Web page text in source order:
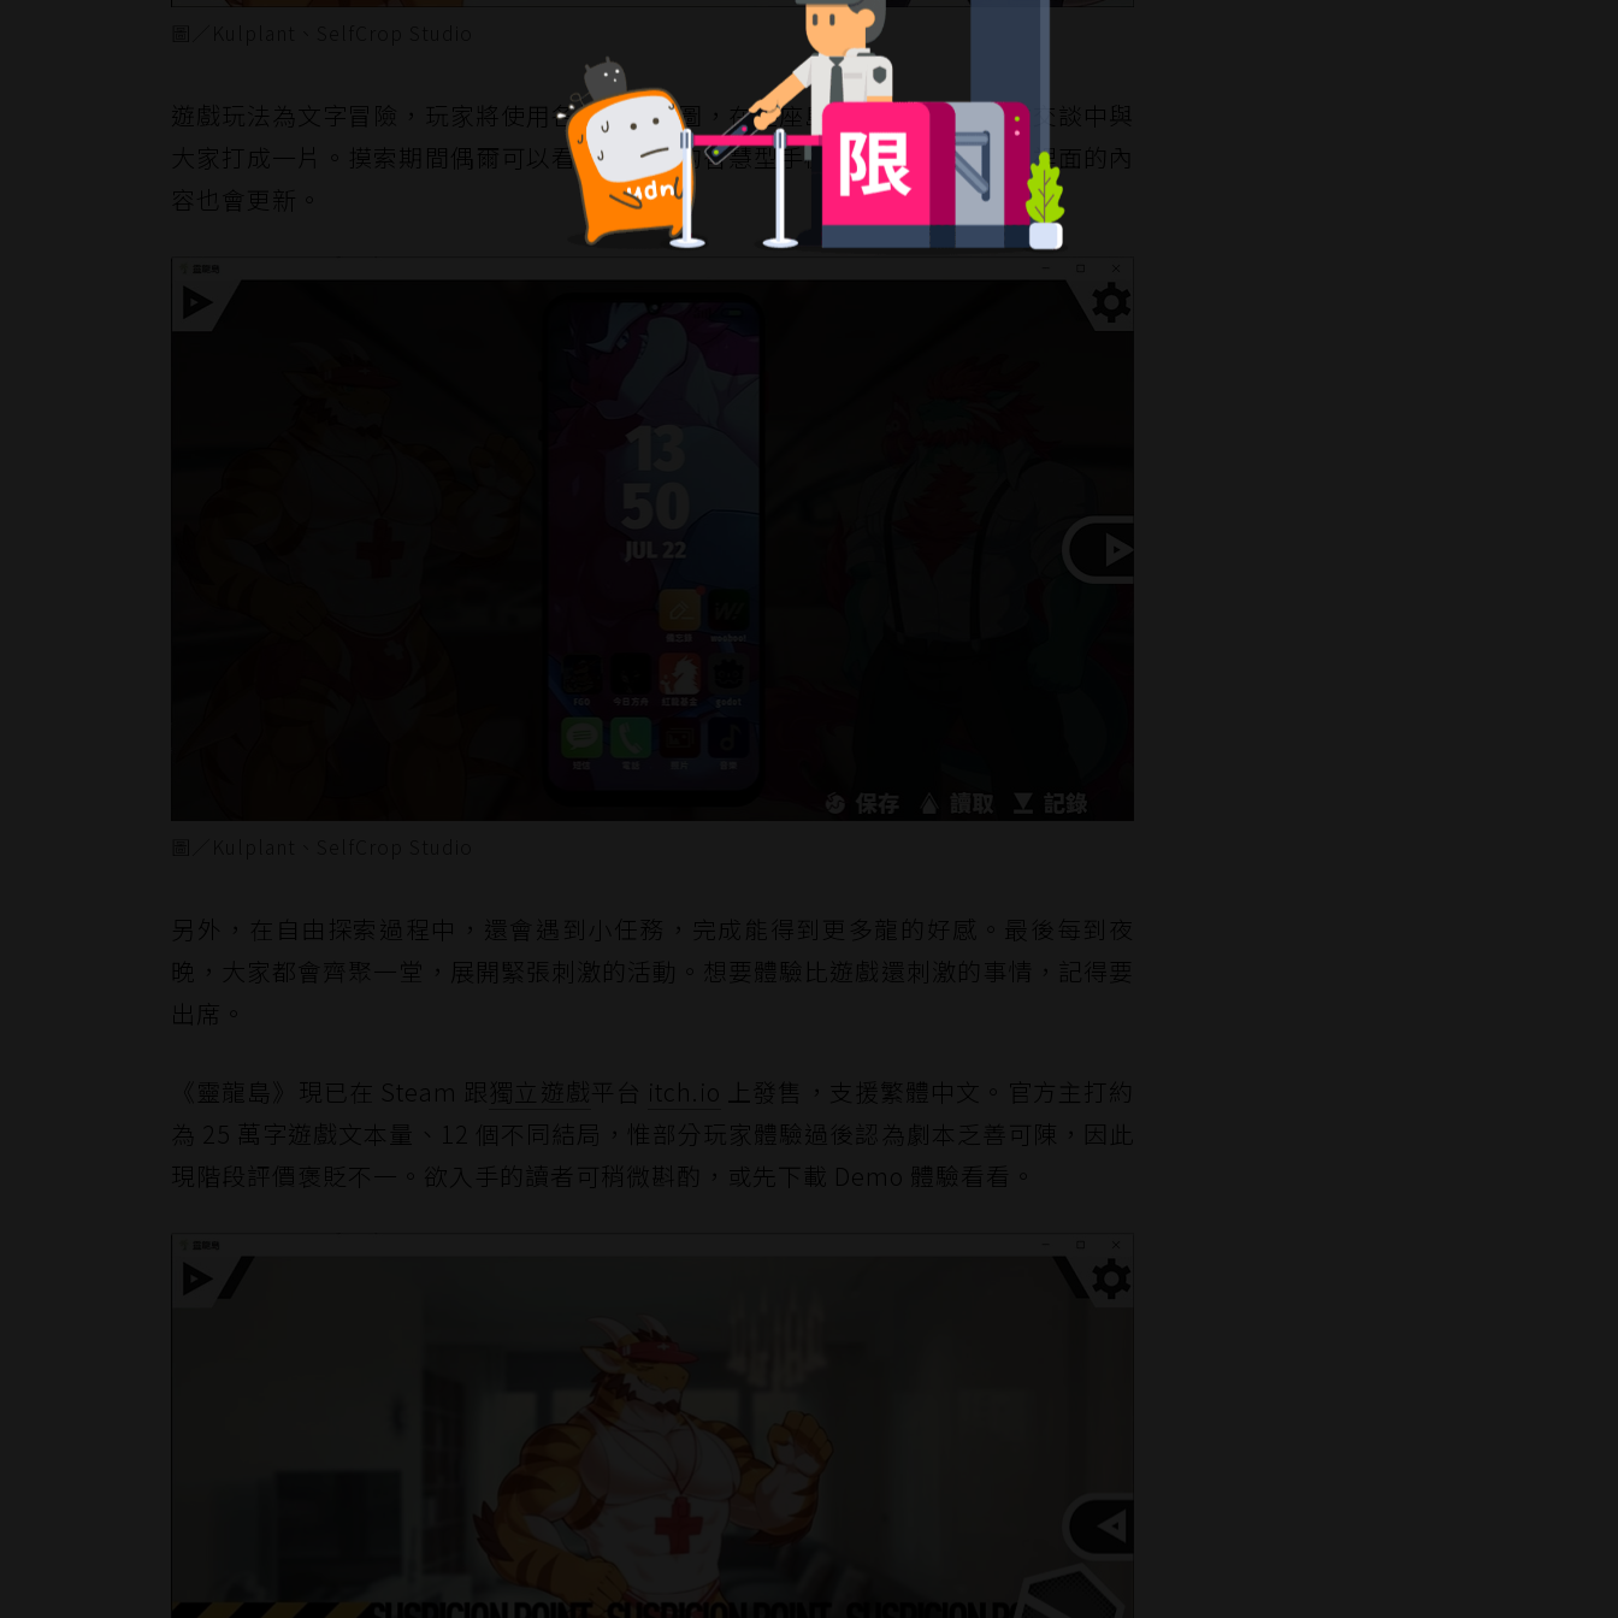
遊戲玩法為文字冒險，玩家將使用各樣式的地圖，在整座島嶼上自由行動，在交談中與
大家打成一片。摸索期間偶爾可以看看遊戲內的智慧型手機，隨著遊戲進行，裡面的內
容也會更新。
另外，在自由探索過程中，還會遇到小任務，完成能得到更多龍的好感。最後每到夜
晚，大家都會齊聚一堂，展開緊張刺激的活動。想要體驗比遊戲還刺激的事情，記得要
出席。
《靈龍島》現已在 Steam 跟 獨立遊戲 平台 itch.io 上發售，支援繁體中文。官方主打約
為 25 萬字遊戲文本量、12 個不同結局，惟部分玩家體驗過後認為劇本乏善可陳，因此
現階段評價褒貶不一。欲入手的讀者可稍微斟酌，或先下載 Demo 體驗看看。